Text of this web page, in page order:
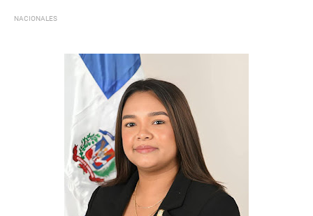
NACIONALES